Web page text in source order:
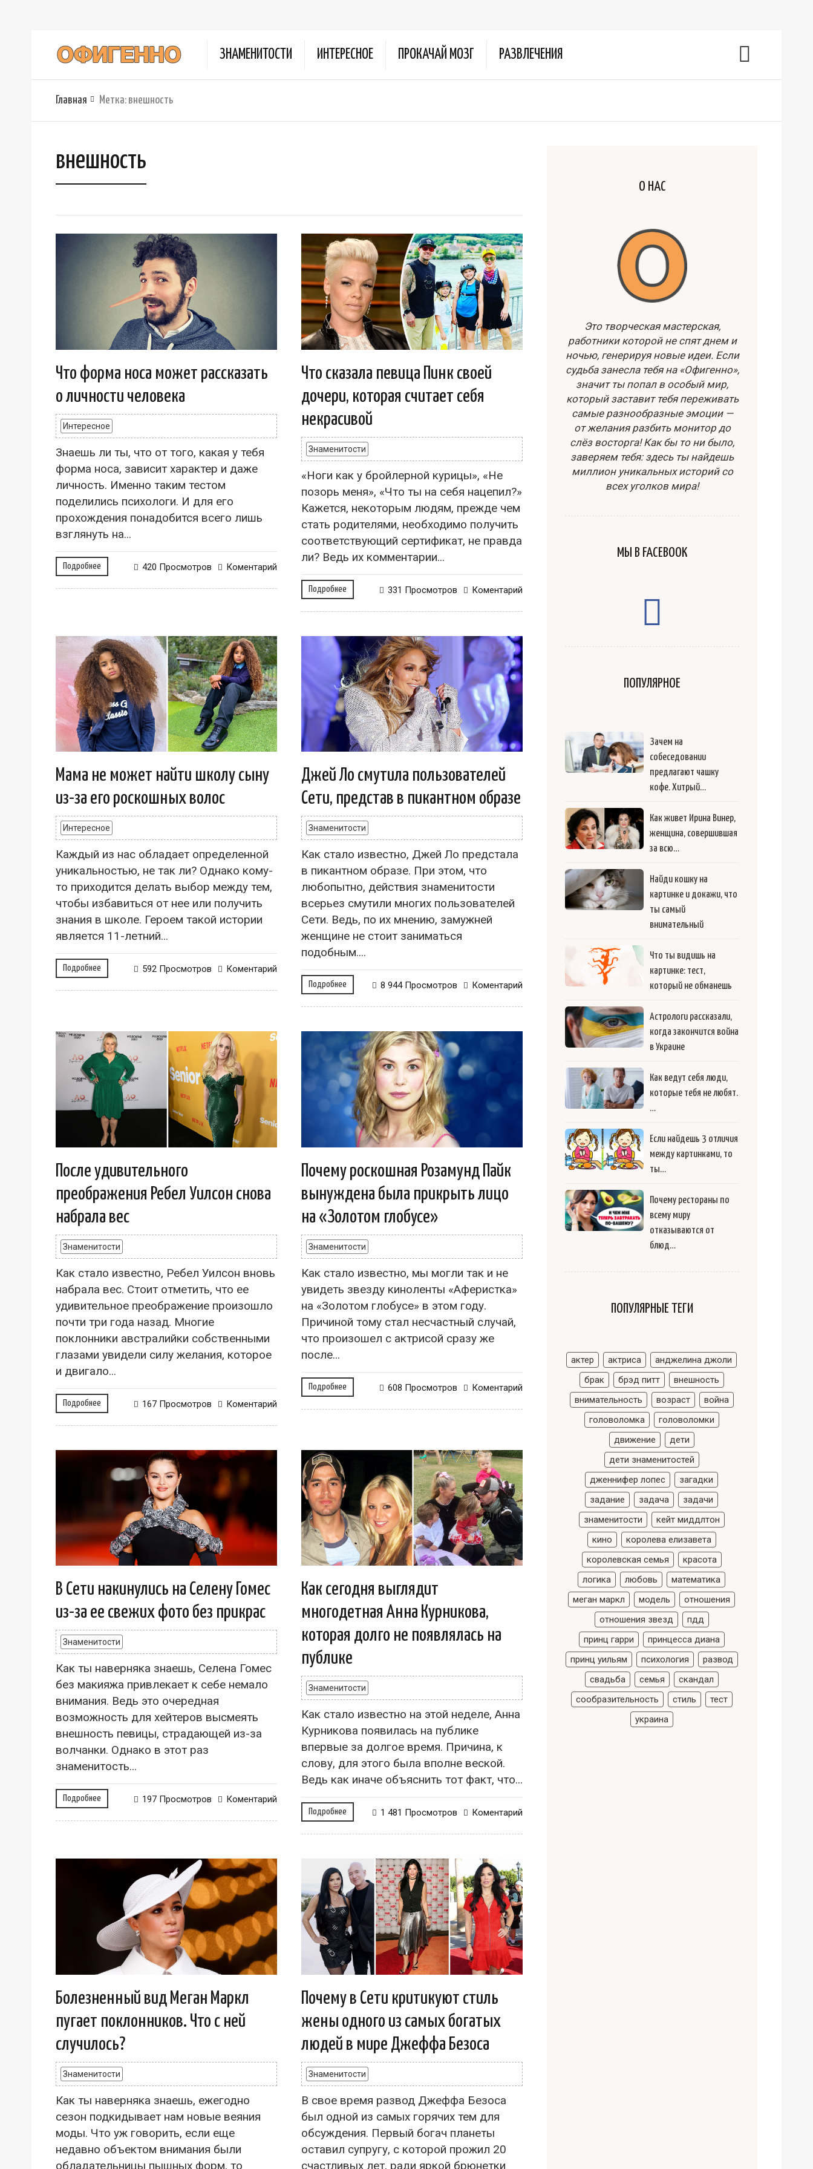
ЗНАМЕНИТОСТИ ИНТЕРЕСНОЕ ПРОКАЧАЙ МОЗГ РАЗВЛЕЧЕНИЯ
Главная Метка: внешность
внешность
Что форма носа может рассказать
о личности человека
Интересное
Знаешь ли ты, что от того, какая у тебя
форма носа, зависит характер и даже
личность. Именно таким тестом
поделились психологи. И для его
прохождения понадобится всего лишь
взглянуть на...
Подробнее Коментарий
420 Просмотров
Что сказала певица Пинк своей
дочери, которая считает себя
некрасивой
Знаменитости
«Ноги как у бройлерной курицы», «Не
позорь меня», «Что ты на себя нацепил?»
Кажется, некоторым людям, прежде чем
стать родителями, необходимо получить
соответствующий сертификат, не правда
ли? Ведь их комментарии...
Подробнее Коментарий
331 Просмотров
Мама не может найти школу сыну
из-за его роскошных волос
Интересное
Каждый из нас обладает определенной
уникальностью, не так ли? Однако кому-
то приходится делать выбор между тем,
чтобы избавиться от нее или получить
знания в школе. Героем такой истории
является 11-летний...
Подробнее Коментарий
592 Просмотров
Джей Ло смутила пользователей
Сети, представ в пикантном образе
Знаменитости
Как стало известно, Джей Ло предстала
в пикантном образе. При этом, что
любопытно, действия знаменитости
всерьез смутили многих пользователей
Сети. Ведь, по их мнению, замужней
женщине не стоит заниматься
подобным....
Подробнее Коментарий
8 944 Просмотров
После удивительного
преображения Ребел Уилсон снова
набрала вес
Знаменитости
Как стало известно, Ребел Уилсон вновь
набрала вес. Стоит отметить, что ее
удивительное преображение произошло
почти три года назад. Многие
поклонники австралийки собственными
глазами увидели силу желания, которое
и двигало...
Подробнее Коментарий
167 Просмотров
Почему роскошная Розамунд Пайк
вынуждена была прикрыть лицо
на «Золотом глобусе»
Знаменитости
Как стало известно, мы могли так и не
увидеть звезду киноленты «Аферистка»
на «Золотом глобусе» в этом году.
Причиной тому стал несчастный случай,
что произошел с актрисой сразу же
после...
Подробнее Коментарий
608 Просмотров
В Сети накинулись на Селену Гомес
из-за ее свежих фото без прикрас
Знаменитости
Как ты наверняка знаешь, Селена Гомес
без макияжа привлекает к себе немало
внимания. Ведь это очередная
возможность для хейтеров высмеять
внешность певицы, страдающей из-за
волчанки. Однако в этот раз
знаменитость...
Подробнее Коментарий
197 Просмотров
Как сегодня выглядит
многодетная Анна Курникова,
которая долго не появлялась на
публике
Знаменитости
Как стало известно на этой неделе, Анна
Курникова появилась на публике
впервые за долгое время. Причина, к
слову, для этого была вполне веской.
Ведь как иначе объяснить тот факт, что...
Подробнее Коментарий
1 481 Просмотров
Болезненный вид Меган Маркл
пугает поклонников. Что с ней
случилось?
Знаменитости
Как ты наверняка знаешь, ежегодно
сезон подкидывает нам новые веяния
моды. Что уж говорить, если еще
недавно объектом внимания были
обладательницы пышных форм, то
Почему в Сети критикуют стиль
жены одного из самых богатых
людей в мире Джеффа Безоса
Знаменитости
В свое время развод Джеффа Безоса
был одной из самых горячих тем для
обсуждения. Первый богач планеты
оставил супругу, с которой прожил 20
счастливых лет, ради яркой брюнетки
О НАС
Это творческая мастерская,
работники которой не спят днем и
ночью, генерируя новые идеи. Если
судьба занесла тебя на «Офигенно»,
значит ты попал в особый мир,
который заставит тебя переживать
самые разнообразные эмоции —
от желания разбить монитор до
слёз восторга! Как бы то ни было,
заверяем тебя: здесь ты найдешь
миллион уникальных историй со
всех уголков мира!
МЫ В FACEBOOK
ПОПУЛЯРНОЕ
Зачем на
собеседовании
предлагают чашку
кофе. Хитрый…
Как живет Ирина Винер,
женщина, совершившая
за всю…
Найди кошку на
картинке и докажи, что
ты самый
внимательный
Что ты видишь на
картинке: тест,
который не обманешь
Астрологи рассказали,
когда закончится война
в Украине
Как ведут себя люди,
которые тебя не любят.
…
Если найдешь 3 отличия
между картинками, то
ты…
Почему рестораны по
всему миру
отказываются от
блюд…
ПОПУЛЯРНЫЕ ТЕГИ
актер актриса
анджелина джоли
брак
брэд питт
внешность
внимательность
возраст
война
головоломка
головоломки
движение
дети
дети знаменитостей
дженнифер лопес
загадки
задание
задача
задачи
знаменитости
кейт миддлтон
кино
королева елизавета
королевская семья
красота
логика
любовь
математика
меган маркл
модель
отношения
отношения звезд
пдд
принц гарри
принцесса диана
принц уильям
психология
развод
свадьба
семья
скандал
сообразительность
стиль
тест
украина